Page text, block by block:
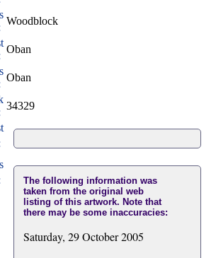
Woodblock
Oban
Oban
34329
The following information was
taken from the original web
listing of this artwork. Note that
there may be some inaccuracies:
Saturday, 29 October 2005